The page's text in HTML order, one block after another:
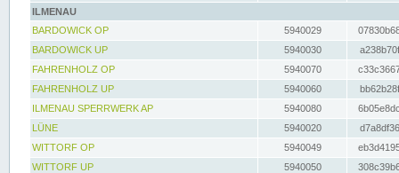
ILMENAU
BARDOWICK OP
5940029
BARDOWICK UP
5940030
FAHRENHOLZ OP
5940070
FAHRENHOLZ UP
5940060
ILMENAU SPERRWERK AP
5940080
LÜNE
5940020
WITTORF OP
5940049
WITTORF UP
5940050